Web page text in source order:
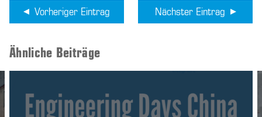
Vorheriger Eintrag Nächster Eintrag
Ähnliche Beiträge